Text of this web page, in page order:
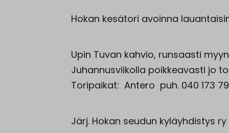
Hokan kesätori avoinna lauantaisin
Upin Tuvan kahvio, runsaasti
Juhannusviikolla poikkeavasti jo
Toripaikat: Antero puh. 040 173
Järj. Hokan seudun kyläyhdistys ry